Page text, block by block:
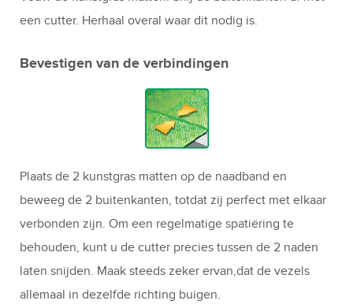
een cutter. Herhaal overal waar dit nodig is.
Bevestigen van de verbindingen
Plaats de 2 kunstgras matten op de naadband en
beweeg de 2 buitenkanten, totdat zij perfect met elkaar
verbonden zijn. Om een regelmatige spatiëring te
behouden, kunt u de cutter precies tussen de 2 naden
laten snijden. Maak steeds zeker ervan,dat de vezels
allemaal in dezelfde richting buigen.